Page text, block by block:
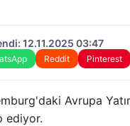
12.11.2025 03:47
Reddit Pinterest
Avrupa
ediyor.